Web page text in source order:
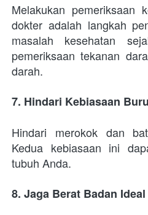
Melakukan pemeriksaan
dokter adalah langkah
masalah kesehatan
pemeriksaan tekanan
darah.
7. Hindari Kebiasaan
Hindari merokok dan
Kedua kebiasaan ini
tubuh Anda.
8. Jaga Berat Badan Ideal